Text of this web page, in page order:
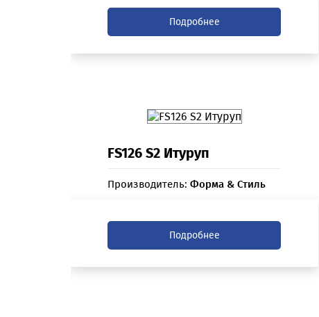
Подробнее
FS126 S2 Итуруп
Производитель:Форма & Стиль
Подробнее